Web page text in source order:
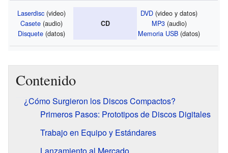
Laserdisc (video)
Casete (audio)
Disquete (datos)
CD
DVD (video y datos)
MP3 (audio)
Memoria USB (datos)
Contenido
¿Cómo Surgieron los Discos Compactos?
Primeros Pasos: Prototipos de Discos Digitales
Trabajo en Equipo y Estándares